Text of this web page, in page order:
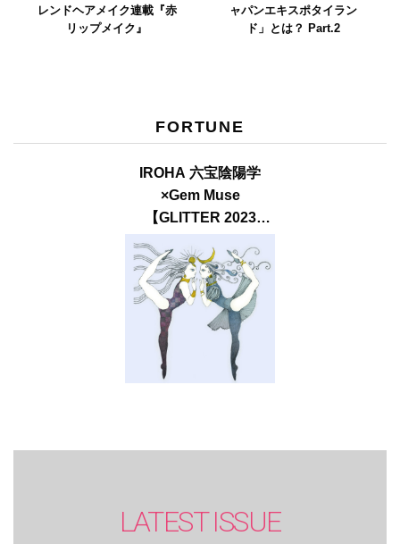
レンドヘアメイク連載『赤
リップメイク』
ャパンエキスポタイラン
ド」とは？ Part.2
FORTUNE
IROHA 六宝陰陽学
×Gem Muse
【GLITTER 2023
SUMMER issue】
LATEST ISSUE